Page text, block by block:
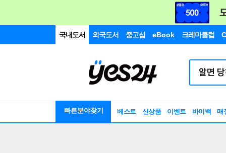
국내도서 외국도서 중고샵 eBook 크레마클럽
빠른분야찾기 베스트 신상품 이벤트 바이백 매